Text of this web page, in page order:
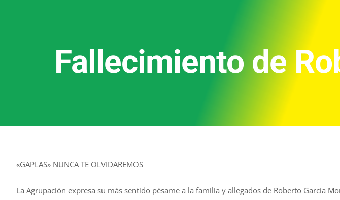
Fallecimiento de
«GAPLAS» NUNCA TE OLVIDAREMOS
La Agrupación expresa su más sentido pésame a la familia y allegados de Roberto García